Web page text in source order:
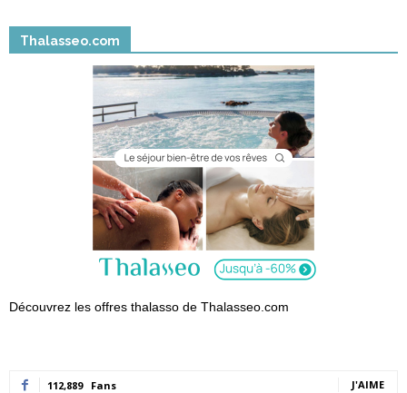
Thalasseo.com
Découvrez les offres thalasso de Thalasseo.com
112,889 Fans J'AIME